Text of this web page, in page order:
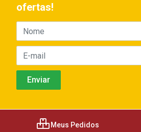
ofertas!
Meus Pedidos